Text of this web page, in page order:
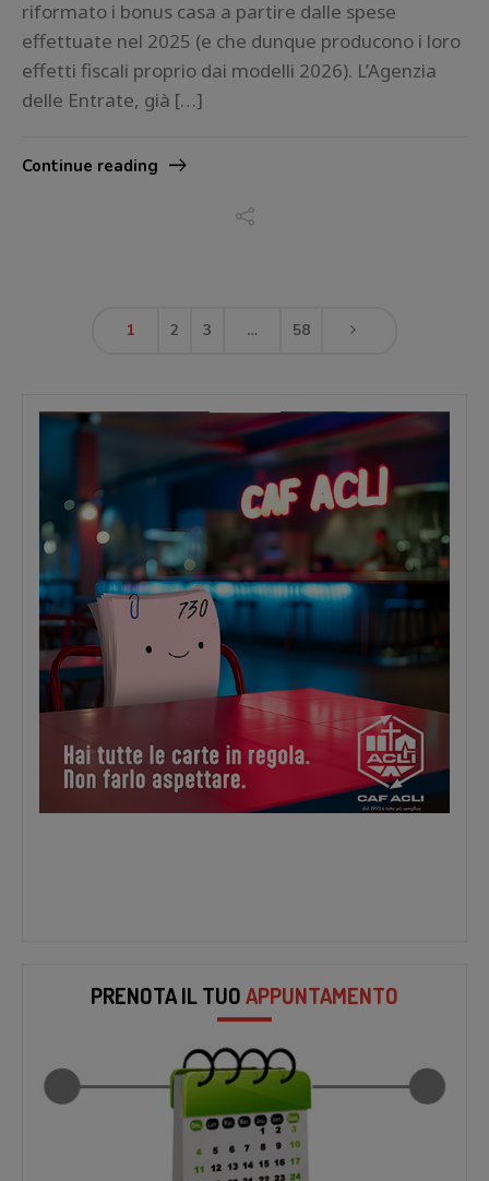
riformato i bonus casa a partire dalle spese
effettuate nel 2025 (e che dunque producono i loro
effetti fiscali proprio dai modelli 2026). L’Agenzia
delle Entrate, già […]
Continue reading
1 2 3 … 58
PRENOTA IL TUOAPPUNTAMENTO